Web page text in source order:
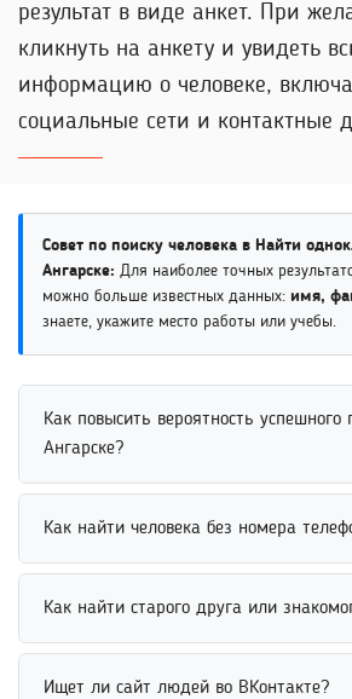
результат в виде анкет. При
кликнуть на анкету и увидеть
информацию о человеке,
социальные сети и контактные
Совет по поиску человека в Найти
Ангарске: Для наиболее точных
можно больше известных данных: имя,
знаете, укажите место работы или учебы.
Как повысить вероятность успешного
Ангарске?
Повысить вероятность успешного
Рекомендуется указывать имя,
место учебы или работы. Чем
Как найти человека без номера
Найти человека без номера телефона
данным. Социальные сети и
позволяют искать людей без
Как найти старого друга или
Найти старого друга или знакомого
Ищет ли сайт людей во ВКонтакте?